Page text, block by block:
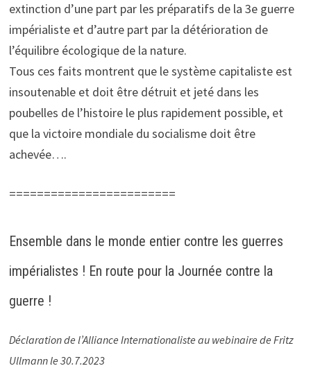
extinction d’une part par les préparatifs de la 3e guerre
impérialiste et d’autre part par la détérioration de
l’équilibre écologique de la nature.
Tous ces faits montrent que le système capitaliste est
insoutenable et doit être détruit et jeté dans les
poubelles de l’histoire le plus rapidement possible, et
que la victoire mondiale du socialisme doit être
achevée….
========================
Ensemble dans le monde entier contre les guerres
impérialistes ! En route pour la Journée contre la
guerre !
Déclaration de l’Alliance Internationaliste au webinaire de Fritz
Ullmann le 30.7.2023